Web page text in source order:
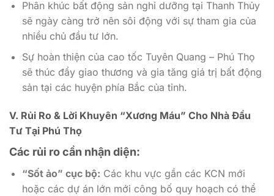
Phân khúc bất động sản nghỉ dưỡng tại Thanh Thủy
sẽ ngày càng trở nên sôi động với sự tham gia của
nhiều chủ đầu tư lớn.
Sự hoàn thiện của cao tốc Tuyên Quang – Phú Thọ
sẽ thúc đẩy giao thương và gia tăng giá trị bất động
sản tại các huyện phía Bắc của tỉnh.
V. Rủi Ro & Lời Khuyên “Xương Máu” Cho Nhà Đầu
Tư Tại Phú Thọ
Các rủi ro cần nhận diện:
“Sốt ảo” cục bộ: Các khu vực gần các KCN mới
hoặc các dự án lớn mới công bố quy hoạch có thể